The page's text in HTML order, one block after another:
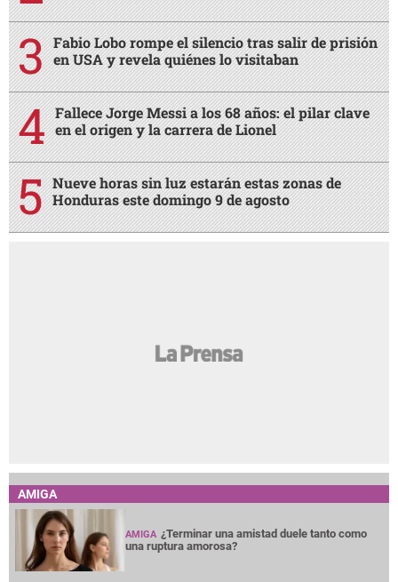
Fabio Lobo rompe el silencio tras salir de prisión
en USA y revela quiénes lo visitaban
Fallece Jorge Messi a los 68 años: el pilar clave
en el origen y la carrera de Lionel
Nueve horas sin luz estarán estas zonas de
Honduras este domingo 9 de agosto
AMIGA
AMIGA ¿Terminar una amistad duele tanto como
una ruptura amorosa?